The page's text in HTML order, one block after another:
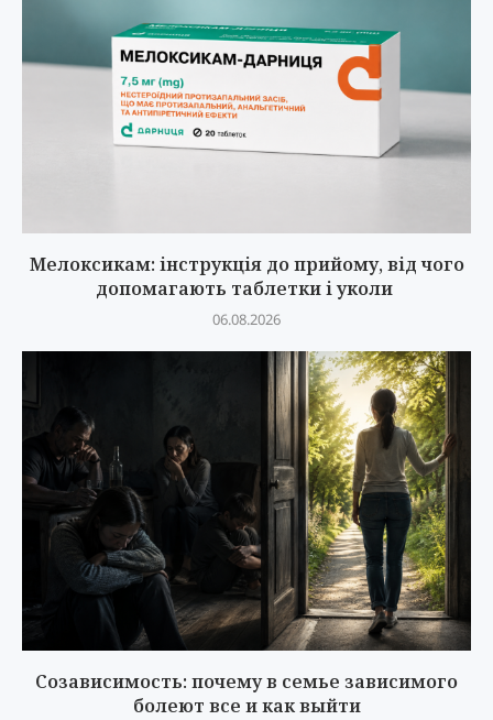
Мелоксикам: інструкція до прийому, від чого
допомагають таблетки і уколи
06.08.2026
Созависимость: почему в семье зависимого
болеют все и как выйти